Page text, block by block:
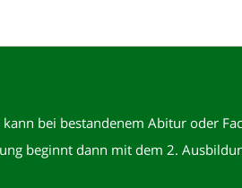
bei bestandenem Abitur oder
beginnt dann mit dem 2.